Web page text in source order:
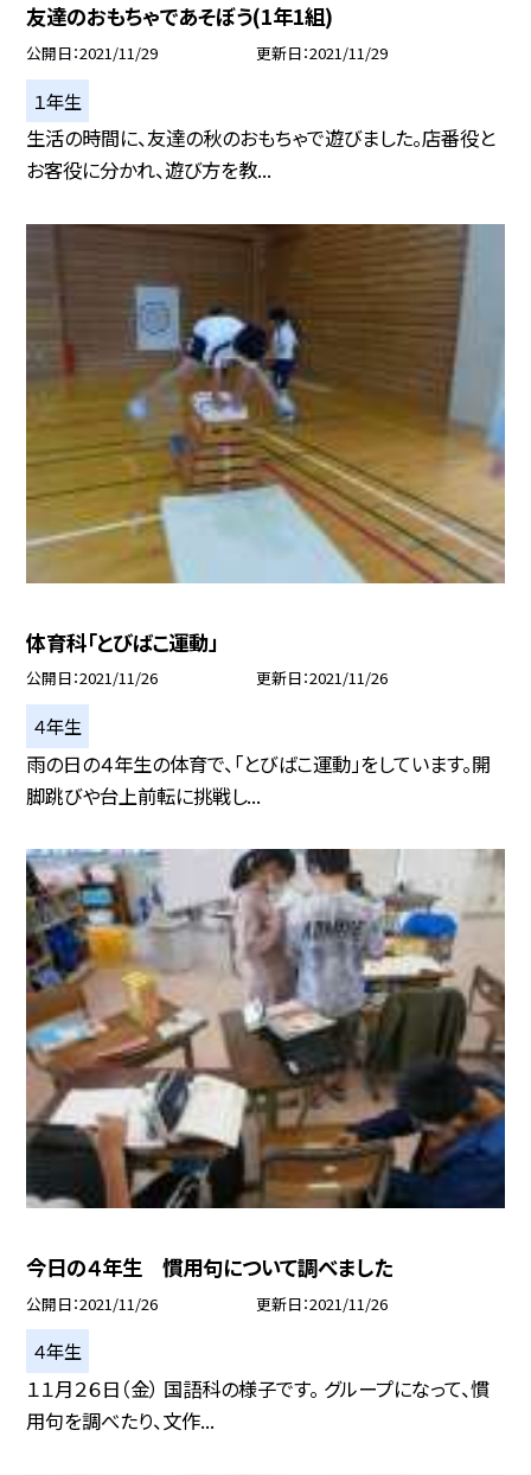
友達のおもちゃであそぼう(1年1組)
公開日 2021/11/29 更新日 2021/11/29
１年生
生活の時間に、友達の秋のおもちゃで遊びました。店番役と
お客役に分かれ、遊び方を教...
体育科「とびばこ運動」
公開日 2021/11/26 更新日 2021/11/26
４年生
雨の日の４年生の体育で、「とびばこ運動」をしています。開
脚跳びや台上前転に挑戦し...
今日の４年生 慣用句について調べました
公開日 2021/11/26 更新日 2021/11/26
４年生
１１月２６日（金） 国語科の様子です。 グループになって、慣
用句を調べたり、文作...